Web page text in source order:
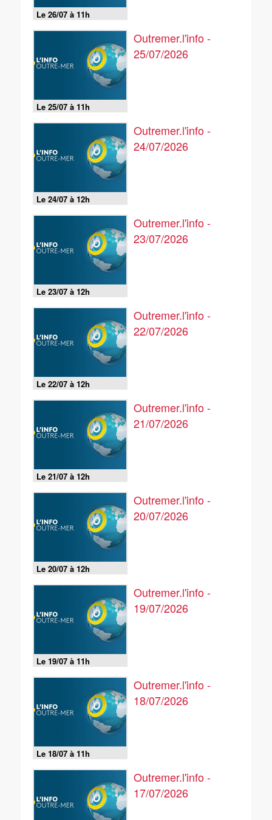
Le 26/07 à 11h
Le 25/07 à 11h
Outremer.l'info -
25/07/2026
Le 24/07 à 12h
Outremer.l'info -
24/07/2026
Le 23/07 à 12h
Outremer.l'info -
23/07/2026
Le 22/07 à 12h
Outremer.l'info -
22/07/2026
Le 21/07 à 12h
Outremer.l'info -
21/07/2026
Le 20/07 à 12h
Outremer.l'info -
20/07/2026
Le 19/07 à 11h
Outremer.l'info -
19/07/2026
Le 18/07 à 11h
Outremer.l'info -
18/07/2026
Outremer.l'info -
17/07/2026